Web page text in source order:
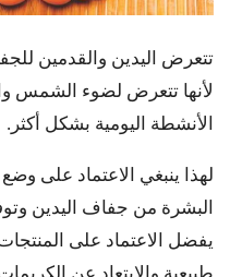
تتعرض اليدين والقدمين
لأنها تتعرض لضوء الشمس
الأنشطة اليومية بشكل أكثر.
لهذا ينبغي الاعتماد على
البشرة من جفاف اليدين
يفضل الاعتماد على
طبيعية والابتعاد عن